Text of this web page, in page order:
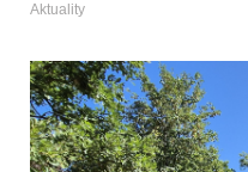
Aktuality